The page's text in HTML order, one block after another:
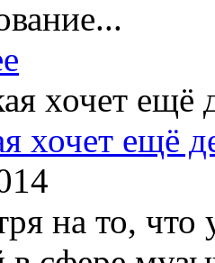
хочет ещё
на то, что